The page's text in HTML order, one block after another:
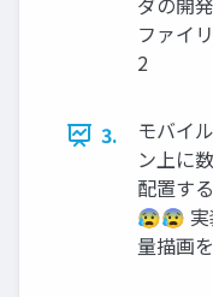
ファイ
2
3.
モバイ
ン上に
配置す
😰😰 実
量描画